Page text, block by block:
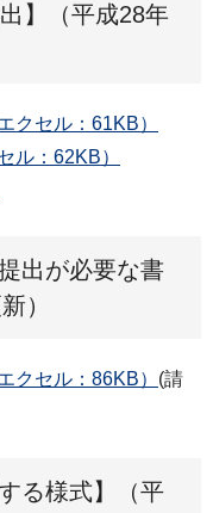
】（平成28年
クセル：61KB）
ル：62KB）
出が必要な書
）
クセル：86KB） (請
る様式】（平